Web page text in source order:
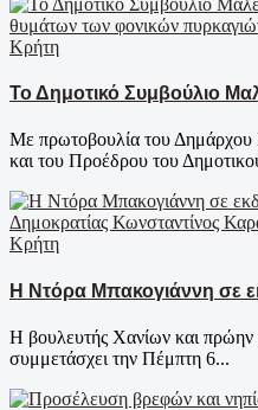
Κρήτη
Το Δημοτικό Συμβούλιο
Με πρωτοβουλία του
και του Προέδρου του
Κρήτη
Η Ντόρα Μπακογιάννη σε
Η βουλευτής Χανίων και
συμμετάσχει την Πέμπτη 6...